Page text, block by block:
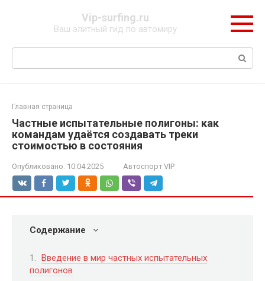
Vip-surfing.ru
Ваш элитный гид по автомиру
Поиск:
Главная страница
Частные испытательные полигоны: как
командам удаётся создавать треки
стоимостью в состояния
Опубликовано: 10.04.2025 Автоспорт VIP
Содержание
Введение в мир частных испытательных
полигонов